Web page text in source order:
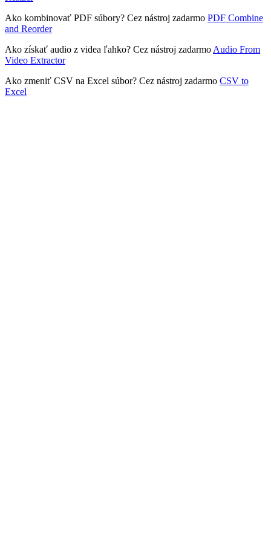
Ako kombinovať PDF súbory? Cez nástroj zadarmo PDF Combine
and Reorder
Ako získať audio z videa ľahko? Cez nástroj zadarmo Audio From
Video Extractor
Ako zmeniť CSV na Excel súbor? Cez nástroj zadarmo CSV to
Excel